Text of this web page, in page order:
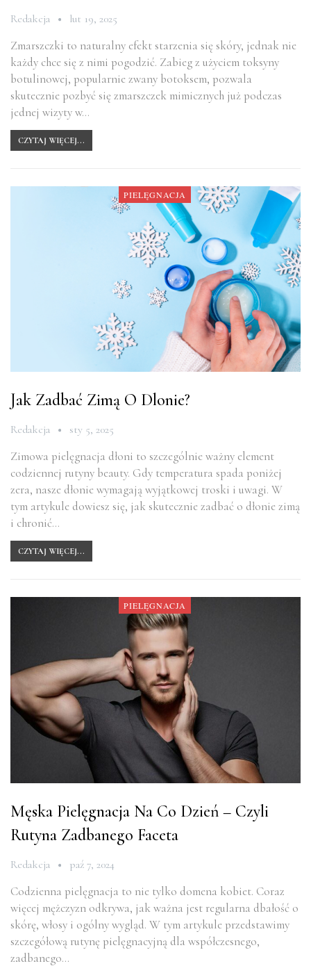
Redakcja lut 19, 2025
Zmarszczki to naturalny efekt starzenia się skóry, jednak nie
każdy chce się z nimi pogodzić. Zabieg z użyciem toksyny
botulinowej, popularnie zwany botoksem, pozwala
skutecznie pozbyć się zmarszczek mimicznych już podczas
jednej wizyty w…
CZYTAJ WIĘCEJ...
PIELĘGNACJA
Jak Zadbać Zimą O Dlonie?
Redakcja sty 5, 2025
Zimowa pielęgnacja dłoni to szczególnie ważny element
codziennej rutyny beauty. Gdy temperatura spada poniżej
zera, nasze dłonie wymagają wyjątkowej troski i uwagi. W
tym artykule dowiesz się, jak skutecznie zadbać o dłonie zimą
i chronić…
CZYTAJ WIĘCEJ...
PIELĘGNACJA
Męska Pielęgnacja Na Co Dzień – Czyli
Rutyna Zadbanego Faceta
Redakcja paź 7, 2024
Codzienna pielęgnacja to nie tylko domena kobiet. Coraz
więcej mężczyzn odkrywa, jak ważna jest regularna dbałość o
skórę, włosy i ogólny wygląd. W tym artykule przedstawimy
szczegółową rutynę pielęgnacyjną dla współczesnego,
zadbanego…